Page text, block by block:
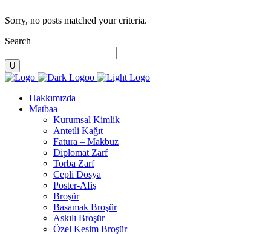
Sorry, no posts matched your criteria.
Search
Hakkımızda
Matbaa
Kurumsal Kimlik
Antetli Kağıt
Fatura – Makbuz
Diplomat Zarf
Torba Zarf
Cepli Dosya
Poster-Afiş
Broşür
Basamak Broşür
Askılı Broşür
Özel Kesim Broşür